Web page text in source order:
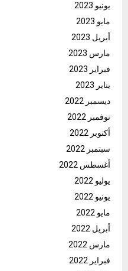
يونيو 2023
مايو 2023
أبريل 2023
مارس 2023
فبراير 2023
يناير 2023
ديسمبر 2022
نوفمبر 2022
أكتوبر 2022
سبتمبر 2022
أغسطس 2022
يوليو 2022
يونيو 2022
مايو 2022
أبريل 2022
مارس 2022
فبراير 2022